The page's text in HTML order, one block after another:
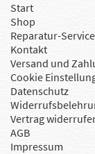
Start
Shop
Reparatur-Service
Kontakt
Versand und
Cookie
Datenschutz
Vertrag
AGB
Impressum